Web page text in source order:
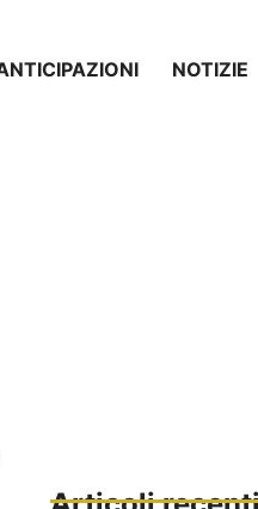
NOTIZIE